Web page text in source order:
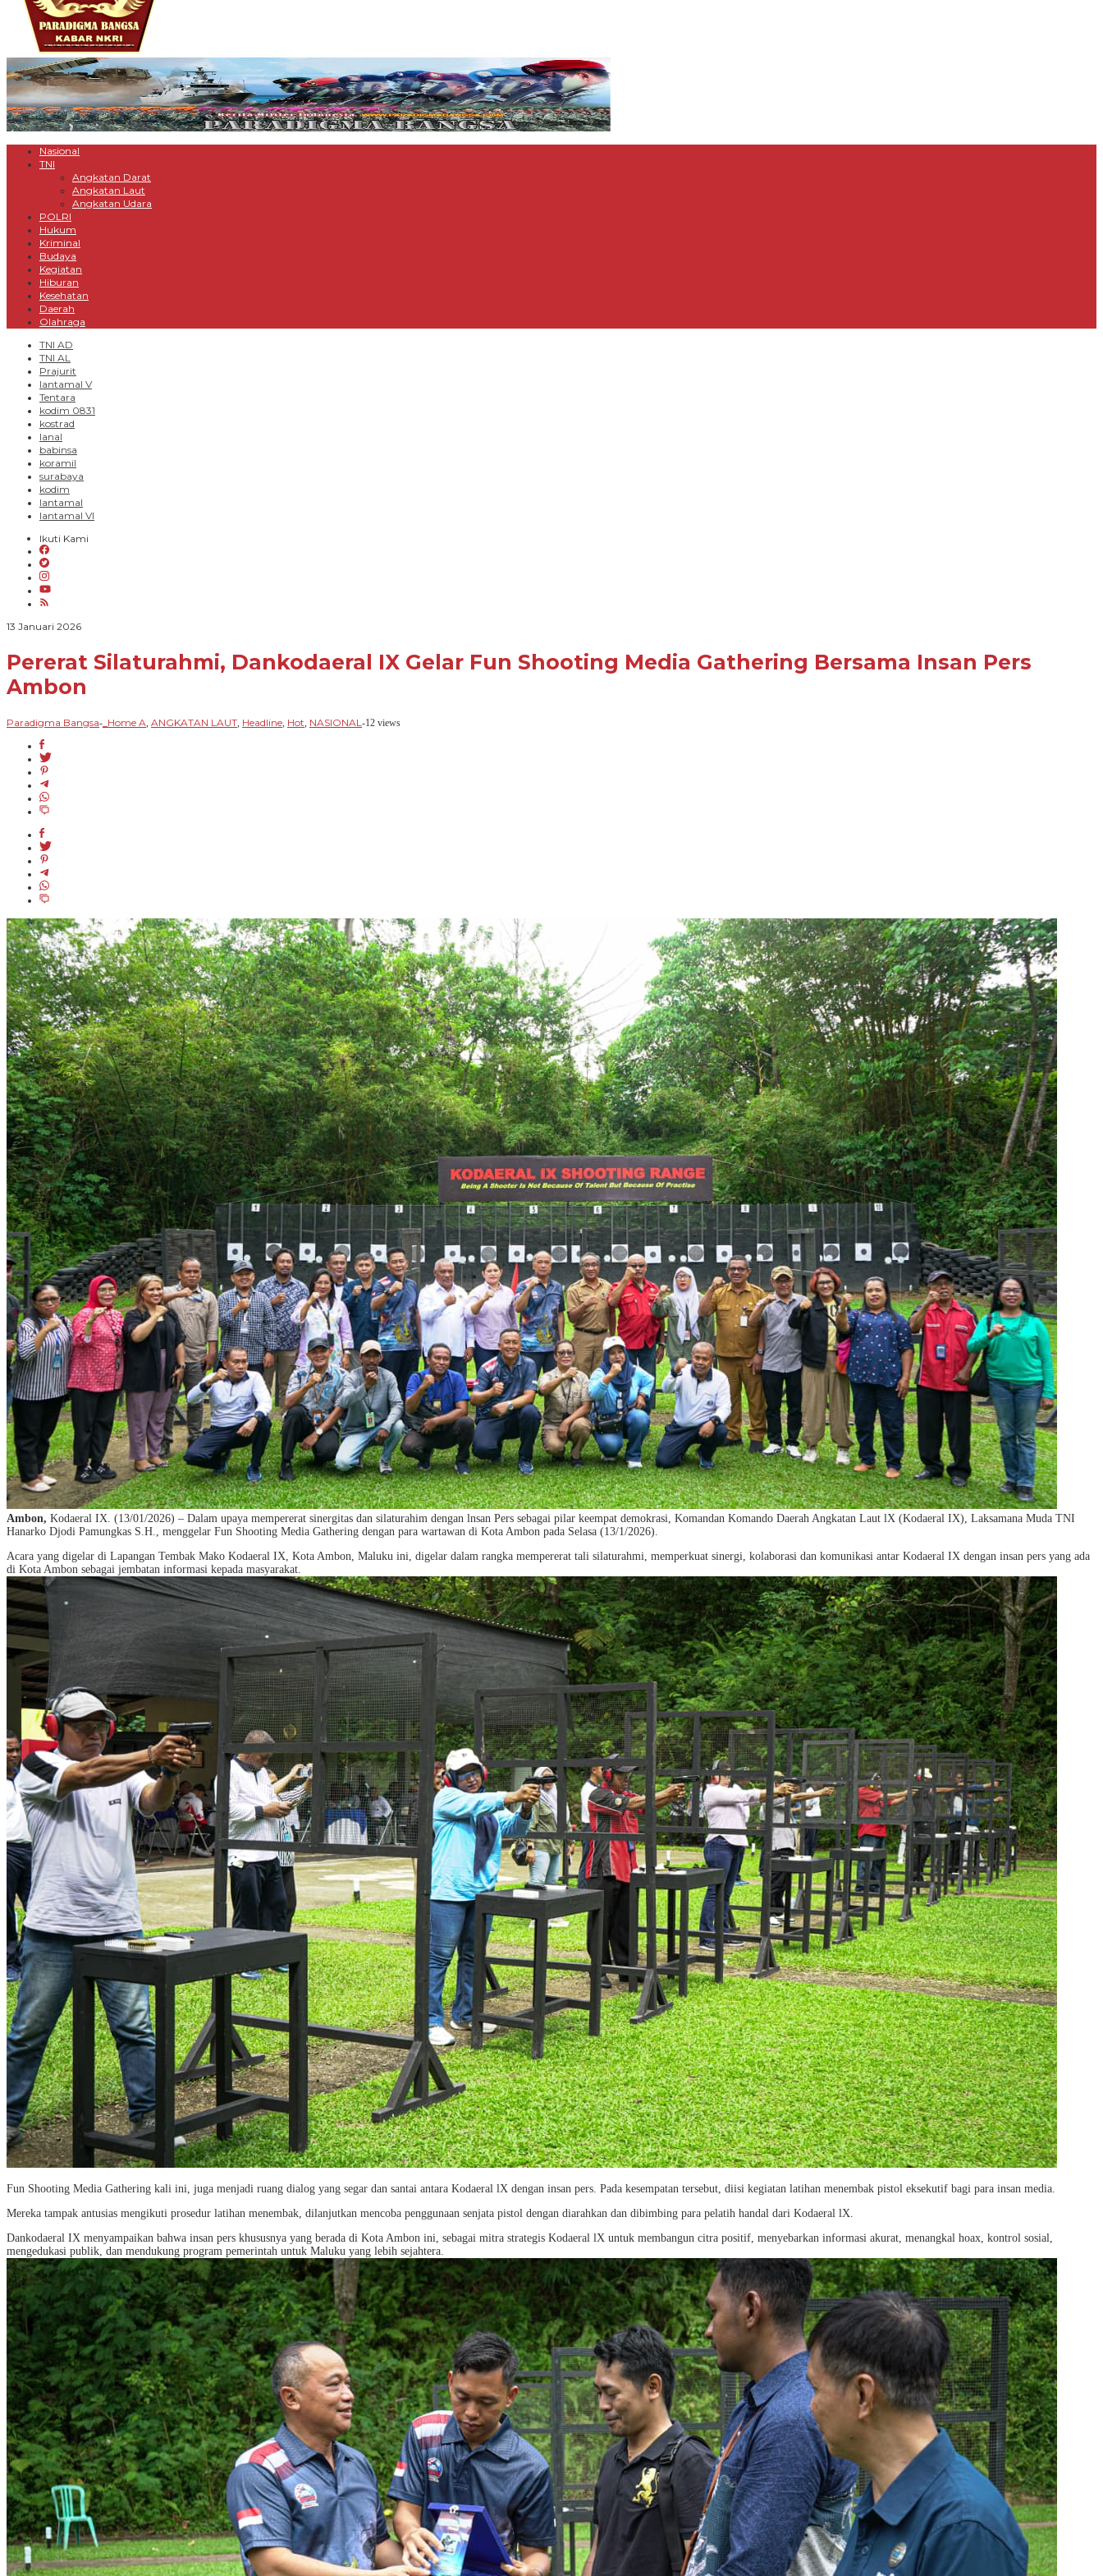
Nasional
TNI
Angkatan Darat
Angkatan Laut
Angkatan Udara
POLRI
Hukum
Kriminal
Budaya
Kegiatan
Hiburan
Kesehatan
Daerah
Olahraga
TNI AD
TNI AL
Prajurit
lantamal V
Tentara
kodim 0831
kostrad
lanal
babinsa
koramil
surabaya
kodim
lantamal
lantamal VI
Ikuti Kami
13 Januari 2026oleh
Pererat Silaturahmi, Dankodaeral IX Gelar Fun Shooting Media Gathering Bersama Insan Pers
Ambon
Paradigma Bangsa- _Home A, ANGKATAN LAUT, Headline, Hot, NASIONAL -12 views
Ambon, Kodaeral IX. (13/01/2026) – Dalam upaya mempererat sinergitas dan silaturahim dengan lnsan Pers sebagai pilar keempat demokrasi, Komandan Komando Daerah Angkatan Laut lX (Kodaeral IX), Laksamana Muda TNI
Hanarko Djodi Pamungkas S.H., menggelar Fun Shooting Media Gathering dengan para wartawan di Kota Ambon pada Selasa (13/1/2026).
Acara yang digelar di Lapangan Tembak Mako Kodaeral IX, Kota Ambon, Maluku ini, digelar dalam rangka mempererat tali silaturahmi, memperkuat sinergi, kolaborasi dan komunikasi antar Kodaeral IX dengan insan pers yang ada
di Kota Ambon sebagai jembatan informasi kepada masyarakat.
Fun Shooting Media Gathering kali ini, juga menjadi ruang dialog yang segar dan santai antara Kodaeral lX dengan insan pers. Pada kesempatan tersebut, diisi kegiatan latihan menembak pistol eksekutif bagi para insan media.
Mereka tampak antusias mengikuti prosedur latihan menembak, dilanjutkan mencoba penggunaan senjata pistol dengan diarahkan dan dibimbing para pelatih handal dari Kodaeral lX.
Dankodaeral IX menyampaikan bahwa insan pers khususnya yang berada di Kota Ambon ini, sebagai mitra strategis Kodaeral lX untuk membangun citra positif, menyebarkan informasi akurat, menangkal hoax, kontrol sosial,
mengedukasi publik, dan mendukung program pemerintah untuk Maluku yang lebih sejahtera.